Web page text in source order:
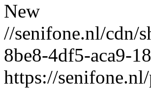
New
//senifone.nl/cdn/
8be8-4df5-aca9-
https://